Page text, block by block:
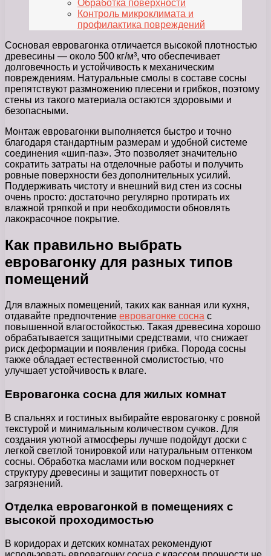
Обработка поверхности
Контроль микроклимата и
профилактика повреждений
Сосновая евровагонка отличается высокой плотностью
древесины — около 500 кг/м³, что обеспечивает
долговечность и устойчивость к механическим
повреждениям. Натуральные смолы в составе сосны
препятствуют размножению плесени и грибков, поэтому
стены из такого материала остаются здоровыми и
безопасными.
Монтаж евровагонки выполняется быстро и точно
благодаря стандартным размерам и удобной системе
соединения «шип-паз». Это позволяет значительно
сократить затраты на отделочные работы и получить
ровные поверхности без дополнительных усилий.
Поддерживать чистоту и внешний вид стен из сосны
очень просто: достаточно регулярно протирать их
влажной тряпкой и при необходимости обновлять
лакокрасочное покрытие.
Как правильно выбрать
евровагонку для разных типов
помещений
Для влажных помещений, таких как ванная или кухня,
отдавайте предпочтение евровагонке сосна с
повышенной влагостойкостью. Такая древесина хорошо
обрабатывается защитными средствами, что снижает
риск деформации и появления грибка. Порода сосны
также обладает естественной смолистостью, что
улучшает устойчивость к влаге.
Евровагонка сосна для жилых комнат
В спальнях и гостиных выбирайте евровагонку с ровной
текстурой и минимальным количеством сучков. Для
создания уютной атмосферы лучше подойдут доски с
легкой светлой тонировкой или натуральным оттенком
сосны. Обработка маслами или воском подчеркнет
структуру древесины и защитит поверхность от
загрязнений.
Отделка евровагонкой в помещениях с
высокой проходимостью
В коридорах и детских комнатах рекомендуют